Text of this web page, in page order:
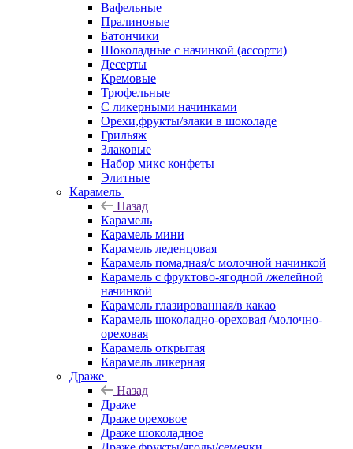
Вафельные
Пралиновые
Батончики
Шоколадные с начинкой (ассорти)
Десерты
Кремовые
Трюфельные
С ликерными начинками
Орехи,фрукты/злаки в шоколаде
Грильяж
Злаковые
Набор микс конфеты
Элитные
Карамель
Назад
Карамель
Карамель мини
Карамель леденцовая
Карамель помадная/с молочной начинкой
Карамель с фруктово-ягодной /желейной
начинкой
Карамель глазированная/в какао
Карамель шоколадно-ореховая /молочно-
ореховая
Карамель открытая
Карамель ликерная
Драже
Назад
Драже
Драже ореховое
Драже шоколадное